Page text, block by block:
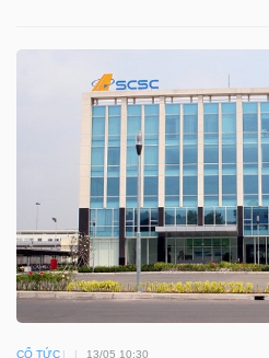
CỔ TỨC 13/05 10:30
KINH
TẾ